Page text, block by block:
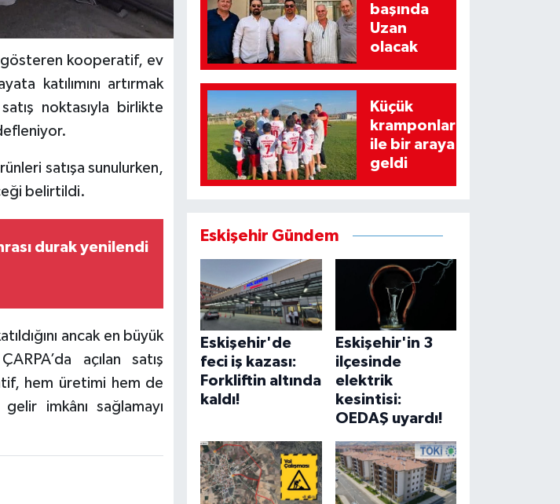
gösteren kooperatif, ev
katılımını artırmak
noktasıyla birlikte
satışa sunulurken,
belirtildi.
durak yenilendi
ancak en büyük
açılan satış
hem üretimi hem de
imkânı sağlamayı
başında
Uzan
olacak
Küçük
kramponlar
ile bir araya
geldi
Eskişehir Gündem
Eskişehir'de
feci iş kazası:
Forkliftin altında
kaldı!
Eskişehir'in 3
ilçesinde
elektrik
kesintisi:
OEDAŞ uyardı!